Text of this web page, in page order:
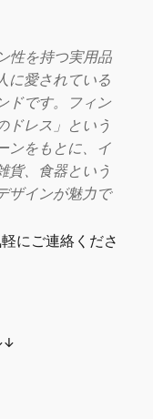
性を持つ実用品
に愛されている
ドです。フィン
ドレス」という
ンをもとに、イ
貨、食器という
ザインが魅力で
にご連絡くださ